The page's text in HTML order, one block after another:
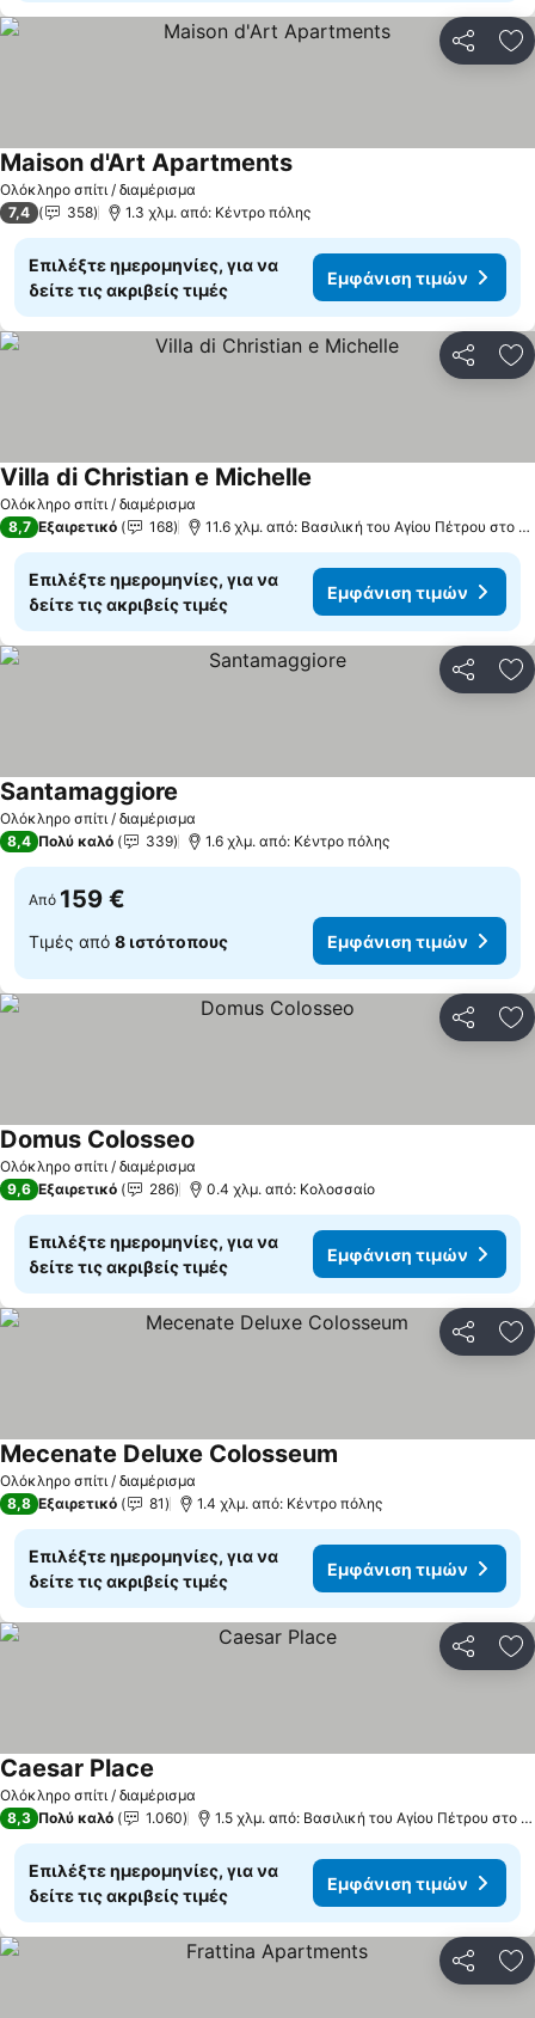
Ολόκληρο σπίτι / διαμέρισμα
Maison d'Art Apartments
7,4 358 1.3 χλμ. από: Κέντρο πόλης
Επιλέξτε ημερομηνίες, για να
δείτε τις ακριβείς τιμές
Εμφάνιση τιμών
Ολόκληρο σπίτι / διαμέρισμα
Villa di Christian e Michelle
8,7 Εξαιρετικό 168 11.6 χλμ. από: Βασιλική του Αγίου Πέτρου στο Βατικανό
Επιλέξτε ημερομηνίες, για να
δείτε τις ακριβείς τιμές
Εμφάνιση τιμών
Ολόκληρο σπίτι / διαμέρισμα
Santamaggiore
8,4 Πολύ καλό 339 1.6 χλμ. από: Κέντρο πόλης
Από 159 €
Τιμές από 8 ιστότοπους Εμφάνιση τιμών
Ολόκληρο σπίτι / διαμέρισμα
Domus Colosseo
9,6 Εξαιρετικό 286 0.4 χλμ. από: Κολοσσαίο
Επιλέξτε ημερομηνίες, για να
δείτε τις ακριβείς τιμές
Εμφάνιση τιμών
Ολόκληρο σπίτι / διαμέρισμα
Mecenate Deluxe Colosseum
8,8 Εξαιρετικό 81 1.4 χλμ. από: Κέντρο πόλης
Επιλέξτε ημερομηνίες, για να
δείτε τις ακριβείς τιμές
Εμφάνιση τιμών
Ολόκληρο σπίτι / διαμέρισμα
Caesar Place
8,3 Πολύ καλό 1.060 1.5 χλμ. από: Βασιλική του Αγίου Πέτρου στο Βατικανό
Επιλέξτε ημερομηνίες, για να
δείτε τις ακριβείς τιμές
Εμφάνιση τιμών